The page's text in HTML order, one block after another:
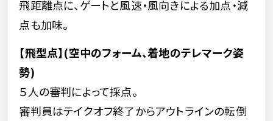
飛距離点に、ゲートと風速・風向きによる加点・減
点も加味。
【飛型点】(空中のフォーム、着地のテレマーク姿
勢)
５人の審判によって採点。
審判員はテイクオフ終了からアウトラインの転倒